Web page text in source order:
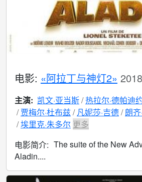
电影: «阿拉丁与神灯2» 2018
主演: 凯文·亚当斯 热拉尔·德帕迪
贾梅尔·杜布兹 凡妮莎·吉德 朗
埃里克·朱多尔 更多
电影简介: The suite of the New
Aladin....